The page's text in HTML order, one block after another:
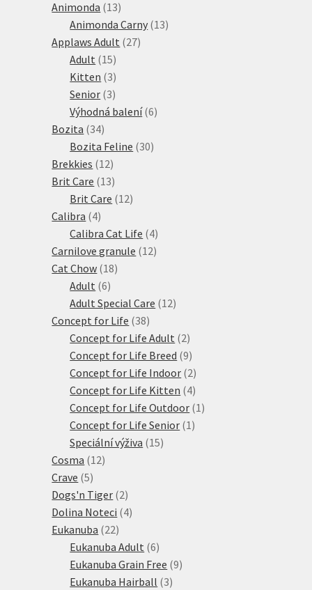
Animonda 1313
produktů
Animonda Carny 1313
Applaws Adult 2727
Adult 1515
produktů
Kitten 33
produkty
Senior 33
produkty
Výhodná balení 66
Bozita 3434
produktů
Bozita Feline 3030
Brekkies 1212
produktů
Brit Care 1313
produktů
Brit Care 1212
Calibra 44
produkty
Calibra Cat Life 44
produkty
Carnilove granule 1212
Cat Chow 1818
Adult 66
produktů
Adult Special Care 1212
Concept for Life 3838
produktů
Concept for Life Adult 22
produkty
Concept for Life Breed 99
produktů
Concept for Life Indoor 22
produkty
Concept for Life Kitten 44
produkty
Concept for Life Outdoor 1 1
Concept for Life Senior 1 1
Speciální výživa 1515
Cosma 1212
Crave 55
produktů
Dogs'n Tiger 22
produkty
Dolina Noteci 44
Eukanuba 2222
produktů
Eukanuba Adult 66
produktů
Eukanuba Grain Free 99
Eukanuba Hairball 33